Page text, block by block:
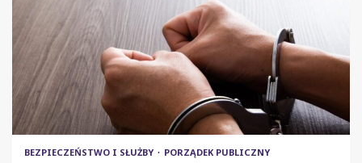
BEZPIECZEŃSTWO I SŁUŻBY PORZĄDEK PUBLICZNY